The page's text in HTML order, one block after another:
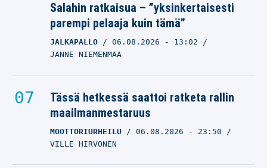
Salahin ratkaisua – ”yksinkertaisesti
parempi pelaaja kuin tämä”
JALKAPALLO 06.08.2026 - 13:02
JANNE NIEMENMAA
Tässä hetkessä saattoi ratketa rallin
maailmanmestaruus
MOOTTORIURHEILU 06.08.2026 - 23:50
VILLE HIRVONEN